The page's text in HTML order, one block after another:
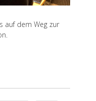
auf dem Weg zur